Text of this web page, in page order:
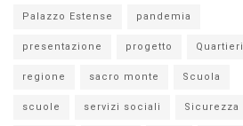
Palazzo Estense pandemia
presentazione progetto Quartieri
regione sacro monte Scuola
scuole servizi sociali Sicurezza